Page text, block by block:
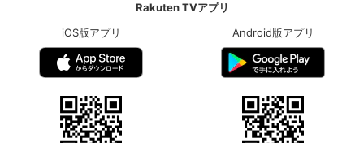
Rakuten TVアプリ
iOS版アプリ
Android版アプリ